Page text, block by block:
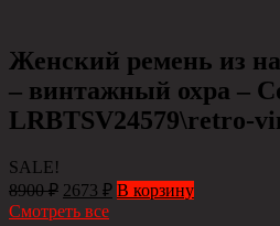
Женский ремень из
– винтажный охра –
LRBTSV24579\retro-
SALE!
8900₽ 2673 ₽ В корзину
Смотреть все